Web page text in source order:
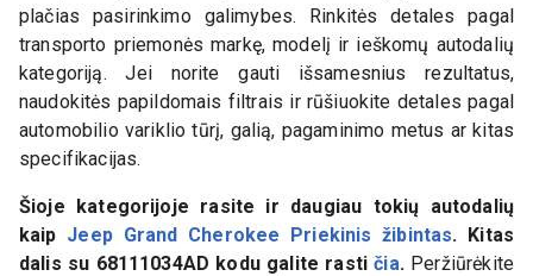
plačias pasirinkimo galimybes. Rinkitės detales pagal
transporto priemonės markę, modelį ir ieškomų autodalių
kategoriją. Jei norite gauti išsamesnius rezultatus,
naudokitės papildomais filtrais ir rūšiuokite detales pagal
automobilio variklio tūrį, galią, pagaminimo metus ar kitas
specifikacijas.
Šioje kategorijoje rasite ir daugiau tokių autodalių
kaip Jeep Grand Cherokee Priekinis žibintas. Kitas
dalis su 68111034AD kodu galite rastičia. Peržiūrėkite